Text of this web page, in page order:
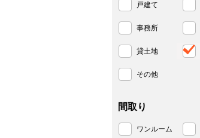
戸建て
事務所
貸土地
その他
間取り
ワンルーム